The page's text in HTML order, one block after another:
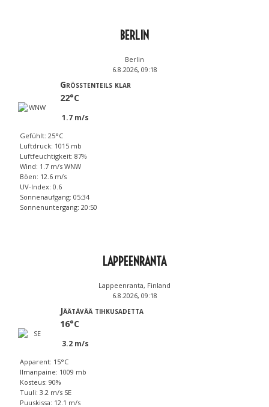
BERLIN
Berlin
6.8.2026, 09:18
Größtenteils klar
22°C
1.7 m/s
Gefühlt: 25°C
Luftdruck: 1015 mb
Luftfeuchtigkeit: 87%
Wind: 1.7 m/s WNW
Böen: 12.6 m/s
UV-Index: 0.6
Sonnenaufgang: 05:34
Sonnenuntergang: 20:50
LAPPEENRANTA
Lappeenranta, Finland
6.8.2026, 09:18
Jäätävää tihkusadetta
16°C
3.2 m/s
Apparent: 15°C
Ilmanpaine: 1009 mb
Kosteus: 90%
Tuuli: 3.2 m/s SE
Puuskissa: 12.1 m/s